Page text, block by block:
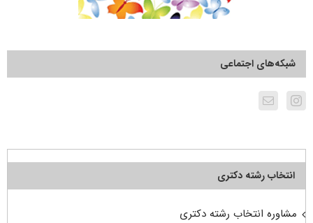
شبکه‌های اجتماعی
انتخاب رشته دکتری
مشاوره انتخاب رشته دکتری